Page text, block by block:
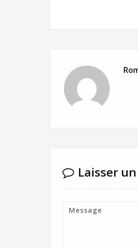
Laisser